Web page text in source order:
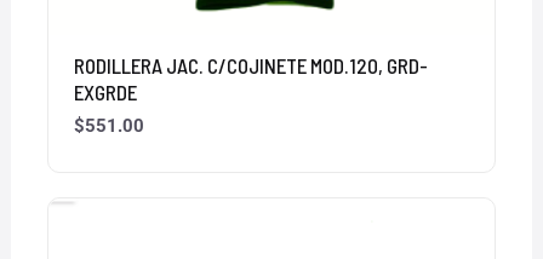
RODILLERA JAC. C/COJINETE MOD.120, GRD-
EXGRDE
$551.00